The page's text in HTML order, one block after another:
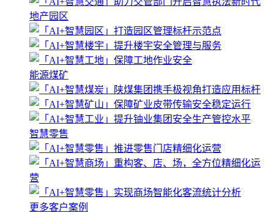
地产园区
能源煤矿
智慧零售
更多客户案例